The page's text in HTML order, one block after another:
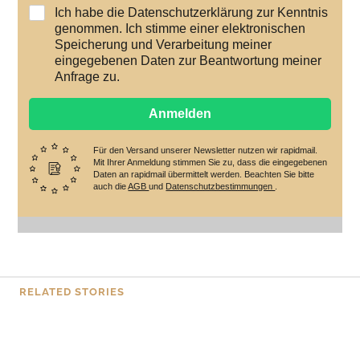
Ich habe die Datenschutzerklärung zur Kenntnis
genommen. Ich stimme einer elektronischen
Speicherung und Verarbeitung meiner
eingegebenen Daten zur Beantwortung meiner
Anfrage zu.
Anmelden
Für den Versand unserer Newsletter nutzen wir rapidmail.
Mit Ihrer Anmeldung stimmen Sie zu, dass die eingegebenen
Daten an rapidmail übermittelt werden. Beachten Sie bitte
auch dieAGBund Datenschutzbestimmungen .
RELATED STORIES
TIPPS